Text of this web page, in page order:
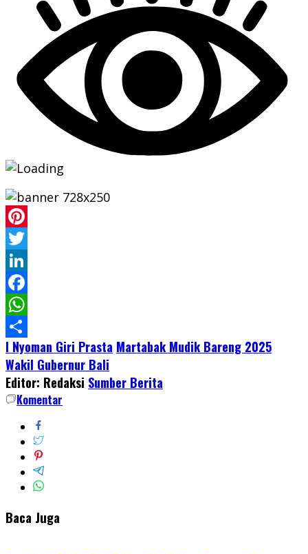
Pinterest
Twitter
LinkedIn
Facebook
WhatsApp
Share
I Nyoman Giri Prasta Martabak Mudik Bareng 2025
Wakil Gubernur Bali
Editor: Redaksi Sumber Berita
Komentar
Baca Juga